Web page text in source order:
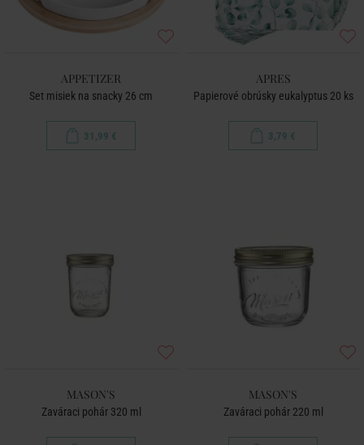
APPETIZER
Set misiek na snacky 26 cm
31,99 €
APRES
Papierové obrúsky eukalyptus 20 ks
3,79 €
MASON'S
Zaváraci pohár 320 ml
MASON'S
Zaváraci pohár 220 ml